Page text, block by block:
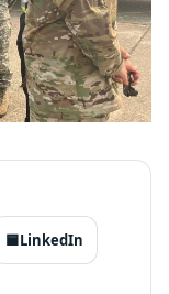
🟦LinkedIn